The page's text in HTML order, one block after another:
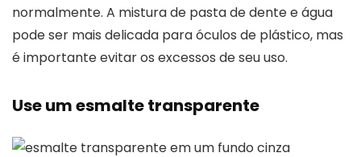
normalmente. A mistura de pasta de dente e água
pode ser mais delicada para óculos de plástico, mas
é importante evitar os excessos de seu uso.
Use um esmalte transparente